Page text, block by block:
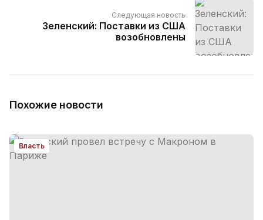
Следующая новость
Зеленский: Поставки из США
возобновлены
Похожие новости
Власть